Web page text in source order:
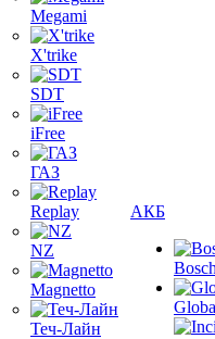
Megami
X'trike
SDT
iFree
ГАЗ
Replay
NZ
Magnetto
Теч-Лайн
АКБ